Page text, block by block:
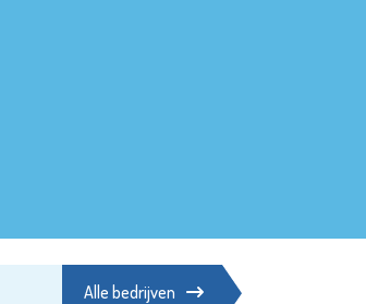
Alle bedrijven